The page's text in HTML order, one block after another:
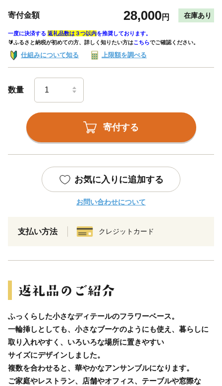
寄付金額 28,000円 在庫あり
一度に決済する 返礼品数は３つ以内を推奨しております。
🔰ふるさと納税が初めての方、詳しく知りたい方はこちらでご確認ください。
仕組みについて知る 上限額を調べる
数量
寄付する
お気に入りに追加する
お問い合わせについて
支払い方法 クレジットカード
ふっくらした小さなディテールのフラワーベース。
一輪挿しとしても、小さなブーケのようにも使え、暮らしに
取り入れやすく、いろいろな場所に置きやすい
サイズにデザインしました。
複数を合わせると、華やかなアンサンブルになります。
ご家庭やレストラン、店舗やオフィス、テーブルや窓際な